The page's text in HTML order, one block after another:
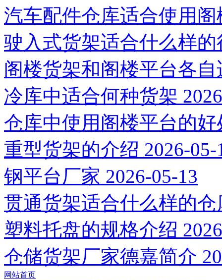
汽车配件仓库适合使用
驶入式货架适合什么样的
阁楼货架和阁楼平台各
冷库中适合何种货架
仓库中使用阁楼平台的好
重型货架的介绍 2026-05-
钢平台厂家 2026-05-13
贯通货架适合什么样的仓
塑料托盘的规格介绍
仓储货架厂家德嘉简介
网站首页